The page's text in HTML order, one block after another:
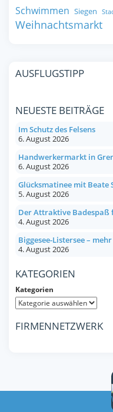
Schwimmen Siegen
Weihnachtsmarkt
AUSFLUGSTIPP
NEUESTE BEITRÄGE
Im Schutz des Felsens
6. August 2026
Handwerkermarkt in
6. August 2026
Glücksmatinee mit Beate
5. August 2026
Der Attraktive Badespaß
4. August 2026
Biggesee-Listersee –
4. August 2026
KATEGORIEN
Kategorien
FIRMENNETZWERK